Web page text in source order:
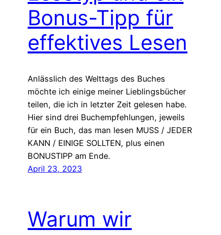
Bonus-Tipp für
effektives Lesen
Anlässlich des Welttags des Buches
möchte ich einige meiner Lieblingsbücher
teilen, die ich in letzter Zeit gelesen habe.
Hier sind drei Buchempfehlungen, jeweils
für ein Buch, das man lesen MUSS / JEDER
KANN / EINIGE SOLLTEN, plus einen
BONUSTIPP am Ende.
April 23, 2023
Warum wir